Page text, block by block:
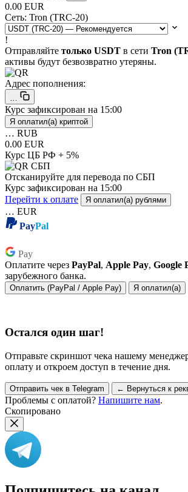
0.00 EUR
Сеть: Tron (TRC-20)
!
Отправляйте только USDT в сети Tron
активы будут безвозвратно утеряны.
Адрес пополнения:
Курс зафиксирован на 15:00
Я оплатил(а) криптой
… RUB
0.00 EUR
Курс ЦБ РФ + 5%
Отсканируйте для перевода по СБП
Курс зафиксирован на 15:00
Перейти к оплате
Я оплатил(а) рублями
… EUR
PayPal
Pay
Оплатите через PayPal, Apple Pay, Google
зарубежного банка.
Оплатить (PayPal / Apple Pay) Я оплатил(а)
Остался один шаг!
Отправьте скриншот чека нашему
оплату и откроем доступ в течение дня.
Отправить чек в Telegram ← Вернуться к
Проблемы с оплатой? Напишите нам.
Скопировано